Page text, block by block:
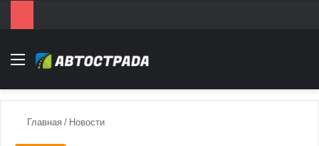
Menu
Главная / Новости